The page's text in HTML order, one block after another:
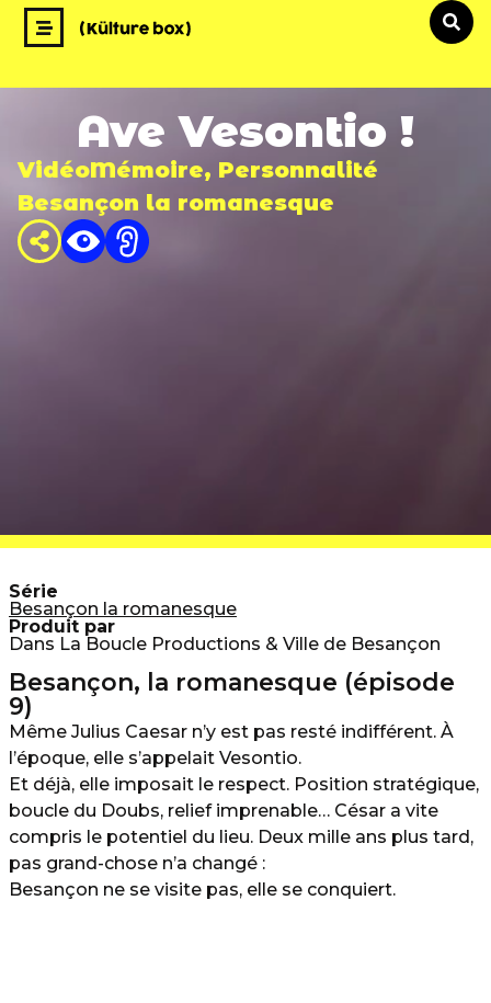
VidéoMémoire, Personnalité
Besançon la romanesque
Ave Vesontio !
Besançon, la romanesque (épisode
9)
Même Julius Caesar n’y est pas resté indifférent. À
l’époque, elle s’appelait Vesontio.
Et déjà, elle imposait le respect. Position stratégique,
boucle du Doubs, relief imprenable… César a vite
compris le potentiel du lieu. Deux mille ans plus tard,
pas grand-chose n’a changé :
Besançon ne se visite pas, elle se conquiert.
Série
Besançon la romanesque
Produit par
Dans La Boucle Productions & Ville de Besançon